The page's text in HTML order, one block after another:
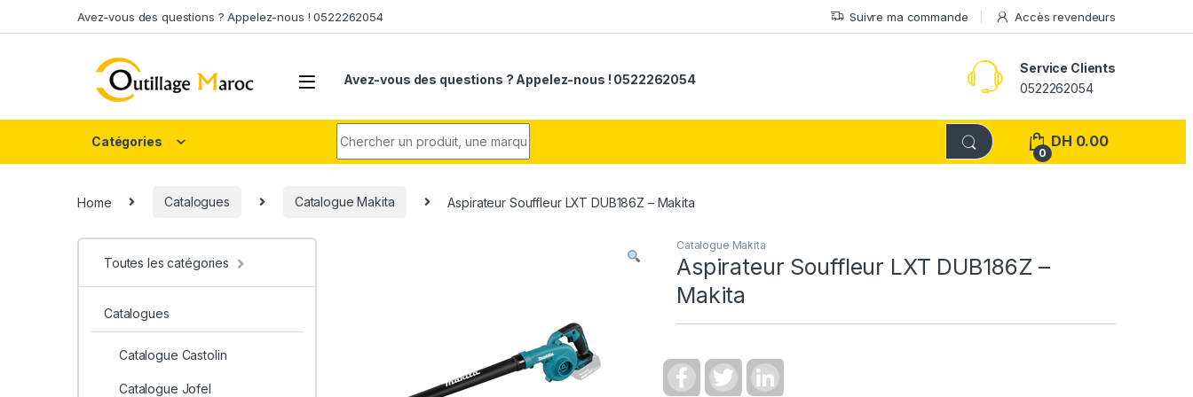
Avez-vous des questions ? Appelez-nous ! 0522262054 Suivre ma commande Accès revendeurs
Avez-vous des questions ? Appelez-nous ! 0522262054
Service Clients
0522262054
Catégories
0
DH 0.00
Home Catalogues Catalogue Makita Aspirateur Souffleur LXT DUB186Z – Makita
Catalogue Makita
Aspirateur Souffleur LXT DUB186Z –
Makita
Toutes les catégories
Catalogues
Catalogue Castolin
Catalogue Jofel